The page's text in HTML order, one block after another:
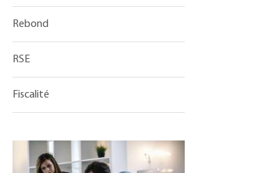
Rebond
RSE
Fiscalité